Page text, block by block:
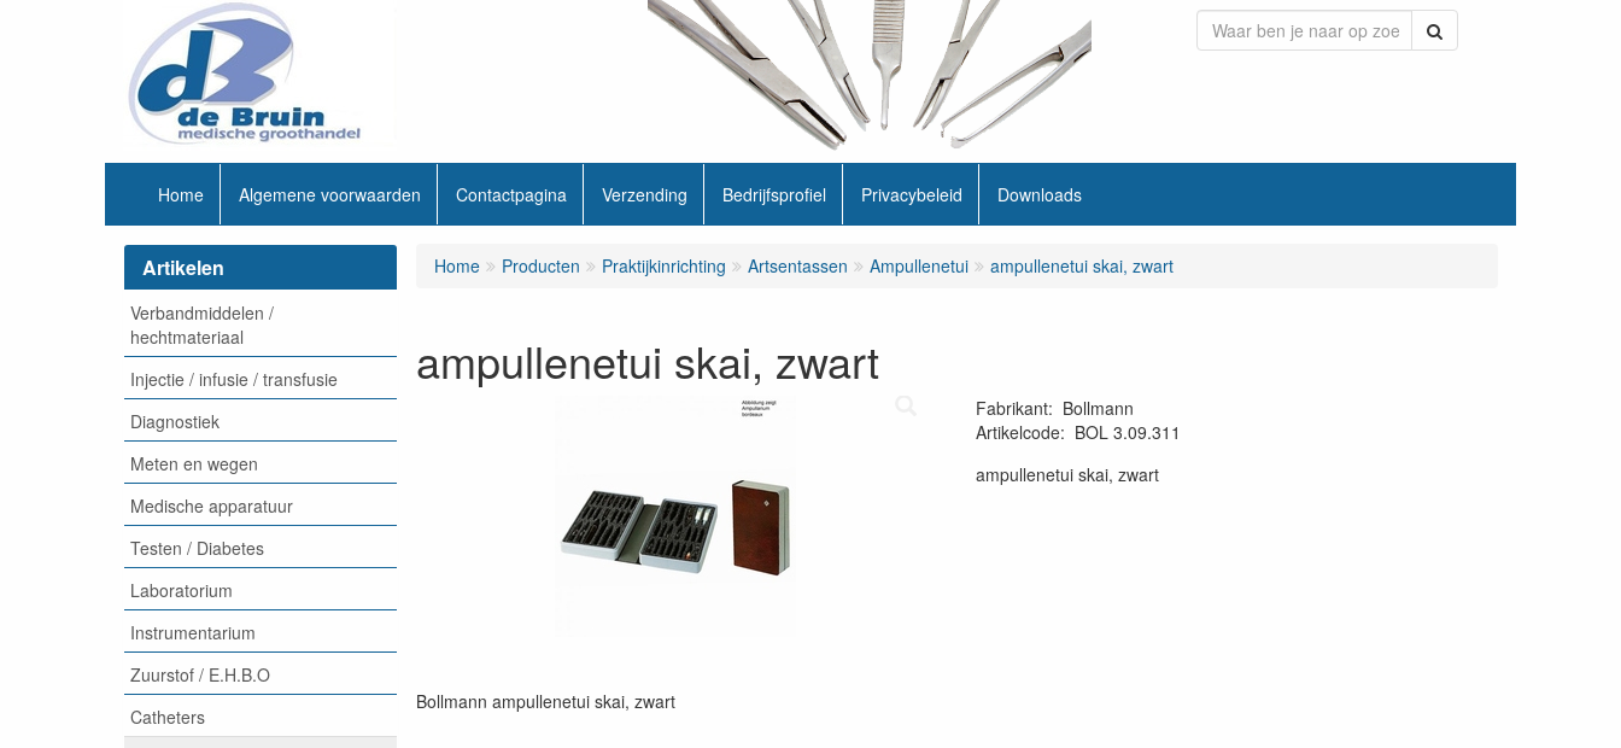
Home Algemene voorwaarden Contactpagina Verzending Bedrijfsprofiel Privacybeleid Downloads
Home Producten Praktijkinrichting Artsentassen Ampullenetui ampullenetui skai, zwart
ampullenetui skai, zwart
Fabrikant: Bollmann
Artikelcode: BOL 3.09.311
ampullenetui skai, zwart
Bollmann ampullenetui skai, zwart
Artikelen
Verbandmiddelen /
hechtmateriaal
Injectie / infusie / transfusie
Diagnostiek
Meten en wegen
Medische apparatuur
Testen / Diabetes
Laboratorium
Instrumentarium
Zuurstof / E.H.B.O
Catheters